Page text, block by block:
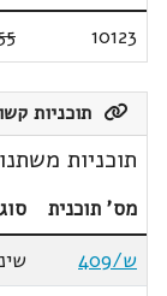
10123
תוכניות
תוכניות
מס' תוכנית
ש/409